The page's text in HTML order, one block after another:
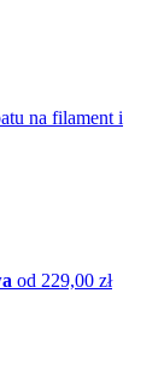
na filament i
od 229,00 zł